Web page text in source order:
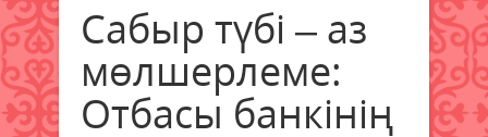
Сабыр түбі – аз
мөлшерлеме:
Отбасы банкінің